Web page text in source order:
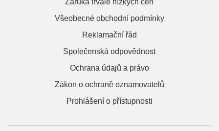
Všeobecné obchodní podmínky
Reklamační řád
Společenská odpovědnost
Ochrana údajů a právo
Zákon o ochraně oznamovatelů
Prohlášení o přístupnosti